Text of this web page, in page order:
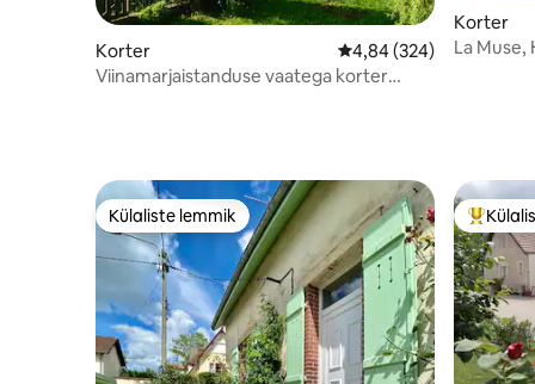
Korter Keskmine hinnang
4,84 (324)
Viinamarjaistanduse vaatega korter
Korter
La
Külaliste lemmik
Külaliste lemmik